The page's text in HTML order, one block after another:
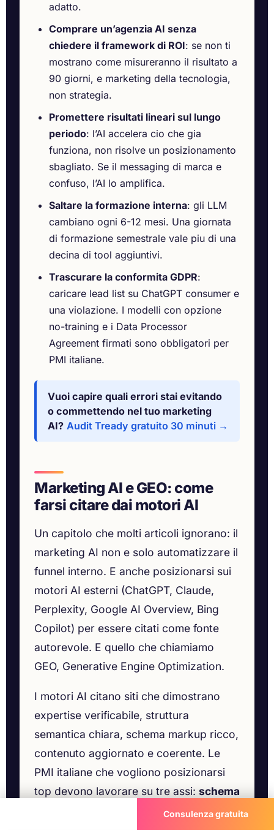
adatto.
Comprare un’agenzia AI senza
chiedere il framework di ROI: se non ti
mostrano come misureranno il risultato a
90 giorni, e marketing della tecnologia,
non strategia.
Promettere risultati lineari sul lungo
periodo: l’AI accelera cio che gia
funziona, non risolve un posizionamento
sbagliato. Se il messaging di marca e
confuso, l’AI lo amplifica.
Saltare la formazione interna: gli LLM
cambiano ogni 6-12 mesi. Una giornata
di formazione semestrale vale piu di una
decina di tool aggiuntivi.
Trascurare la conformita GDPR:
caricare lead list su ChatGPT consumer e
una violazione. I modelli con opzione
no-training e i Data Processor
Agreement firmati sono obbligatori per
PMI italiane.
Vuoi capire quali errori stai evitando
o commettendo nel tuo marketing
AI? Audit Tready gratuito 30 minuti →
Marketing AI e GEO: come
farsi citare dai motori AI
Un capitolo che molti articoli ignorano: il
marketing AI non e solo automatizzare il
funnel interno. E anche posizionarsi sui
motori AI esterni (ChatGPT, Claude,
Perplexity, Google AI Overview, Bing
Copilot) per essere citati come fonte
autorevole. E quello che chiamiamo
GEO, Generative Engine Optimization.
I motori AI citano siti che dimostrano
expertise verificabile, struttura
semantica chiara, schema markup ricco,
contenuto aggiornato e coerente. Le
PMI italiane che vogliono posizionarsi
top devono lavorare su tre assi: schema
FAQPage e SpeakableSpecificationin
Consulenza gratuita